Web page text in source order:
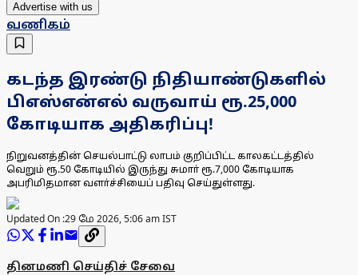
Advertise with us
வணிகம்
கடந்த இரண்டு நிதியாண்டுகளில்
பிஎஸ்என்எல் வருவாய் ரூ.25,000
கோடியாக அதிகரிப்பு!
நிறுவனத்தின் செயல்பாட்டு லாபம் குறிப்பிட்ட காலகட்டத்தில்
வெறும் ரூ.50 கோடியில் இருந்து சுமாா் ரூ.7,000 கோடியாக
அபரிமிதமான வளா்ச்சியைப் பதிவு செய்துள்ளது.
Updated On :29 மே 2026, 5:06 am IST
தினமணி செய்திச் சேவை